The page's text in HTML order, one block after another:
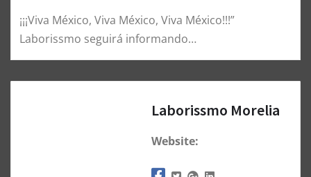
¡¡¡Viva México, Viva México, Viva México!!!”
Laborissmo seguirá informando…
Laborissmo Morelia
Website: